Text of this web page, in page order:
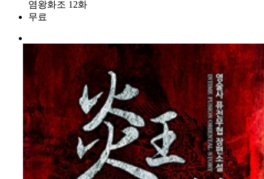
염왕화조 12화
무료